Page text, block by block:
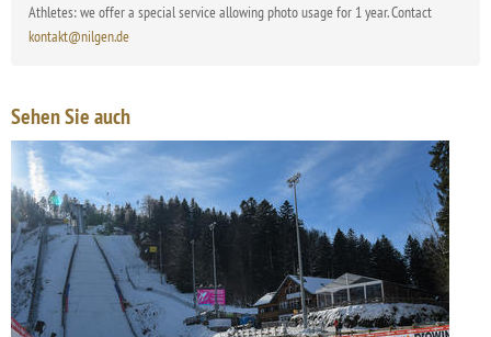
Athletes: we offer a special service allowing photo usage for 1 year. Contact
kontakt@nilgen.de
Sehen Sie auch